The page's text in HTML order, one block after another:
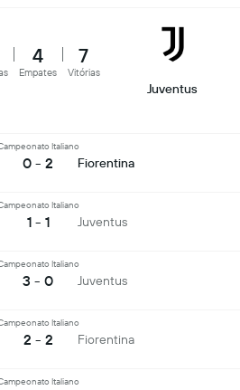
4
Empates
7
Vitórias
Juventus
Italiano
0 - 2 Fiorentina
Italiano
1 - 1 Juventus
Italiano
3 - 0 Juventus
Italiano
2 - 2 Fiorentina
Italiano